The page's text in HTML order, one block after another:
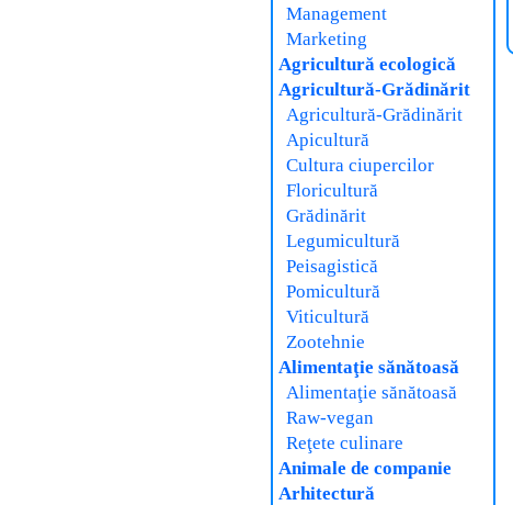
Management
Marketing
Agricultură ecologică
Agricultură-Grădinărit
Agricultură-Grădinărit
Apicultură
Cultura ciupercilor
Floricultură
Grădinărit
Legumicultură
Peisagistică
Pomicultură
Viticultură
Zootehnie
Alimentaţie sănătoasă
Alimentaţie sănătoasă
Raw-vegan
Reţete culinare
Animale de companie
Arhitectură